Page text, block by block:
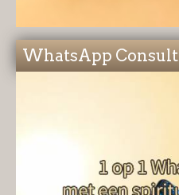
WhatsApp Consult